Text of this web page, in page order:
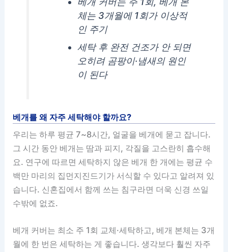
체는 3개월에 1회가 이상적
인 주기
세탁 후 완전 건조가 안 되면
오히려 곰팡이·냄새의 원인
이 된다
베개를 왜 자주 세탁해야 할까요?
우리는 하루 평균 7~8시간, 얼굴을 베개에 묻고 잡니다.
그 시간 동안 베개는 땀과 피지, 각질을 고스란히 흡수해
요. 연구에 따르면 세탁하지 않은 베개 한 개에는 평균 수
백만 마리의 집먼지진드기가 서식할 수 있다고 알려져 있
습니다. 신혼집에서 함께 쓰는 침구라면 더욱 신경 쓰일
수밖에 없죠.
베개 커버는 최소 주 1회 교체·세탁하고, 베개 본체는 3개
월에 한 번은 세탁하는 게 좋습니다. 생각보다 훨씬 자주